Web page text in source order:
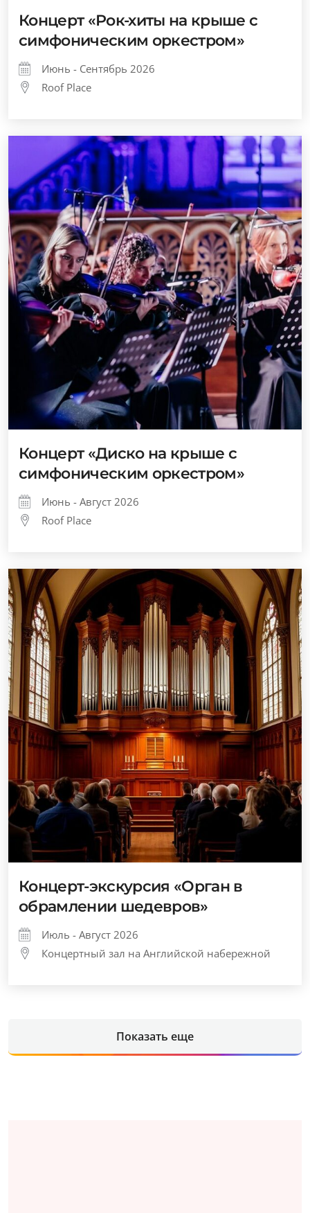
Концерт «Рок-хиты на крыше с
симфоническим оркестром»
Июнь - Сентябрь 2026
Roof Place
Концерт «Диско на крыше с
симфоническим оркестром»
Июнь - Август 2026
Roof Place
Концерт-экскурсия «Орган в
обрамлении шедевров»
Июль - Август 2026
Концертный зал на Английской набережной
Показать еще